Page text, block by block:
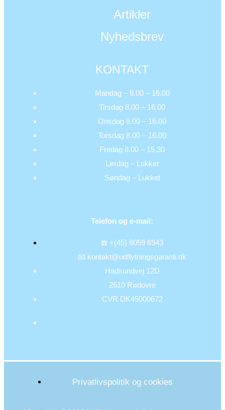
Artikler
Nyhedsbrev
KONTAKT
Mandag – 8.00 – 16.00
Tirsdag 8.00 – 16.00
Onsdag 8.00 – 16.00
Torsdag 8.00 – 16.00
Fredag 8.00 – 15.30
Lørdag – Lukket
Søndag – Lukket
Telefon og e-mail:
☎️ +(45) 6059 6943
📧 kontakt@udflytningsgaranti.dk
Hadsundvej 12D
2610 Rødovre
CVR DK45000672
Privatlivspolitik og cookies